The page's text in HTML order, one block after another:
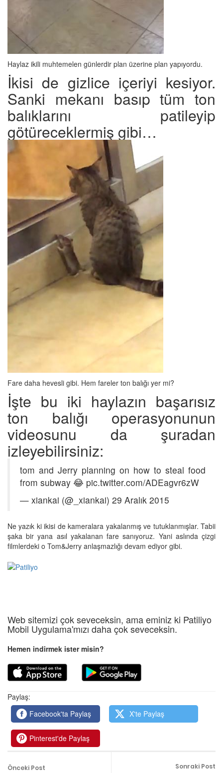
Haylaz ikili muhtemelen günlerdir plan üzerine plan yapıyordu.
İkisi de gizlice içeriyi kesiyor.
Sanki mekanı basıp tüm ton
balıklarını patileyip
götüreceklermiş gibi…
Fare daha hevesli gibi. Hem fareler ton balığı yer mi?
İşte bu iki haylazın başarısız
ton balığı operasyonunun
videosunu da şuradan
izleyebilirsiniz:
tom and Jerry planning on how to steal food
from subway 😂 pic.twitter.com/ADEagvr6zW
— xiankai (@_xiankai) 29 Aralık 2015
Ne yazık ki ikisi de kameralara yakalanmış ve tutuklanmışlar. Tabii
şaka bir yana asıl yakalanan fare sanıyoruz. Yani aslında çizgi
filmlerdeki o Tom&Jerry anlaşmazlığı devam ediyor gibi.
Web sitemizi çok seveceksin, ama eminiz ki Patiliyo
Mobil Uygulama'mızı daha çok seveceksin.
Hemen indirmek ister misin?
Paylaş:
Facebook'ta Paylaş
X'te Paylaş
Pinterest'de Paylaş
Önceki Post Sonraki Post